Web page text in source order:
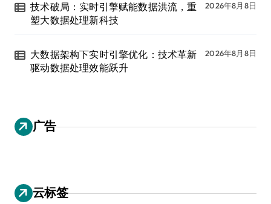
技术破局：实时引擎赋能数据洪流，重
塑大数据处理新科技
2026年8月8日
大数据架构下实时引擎优化：技术革新
驱动数据处理效能跃升
2026年8月8日
广告
云标签